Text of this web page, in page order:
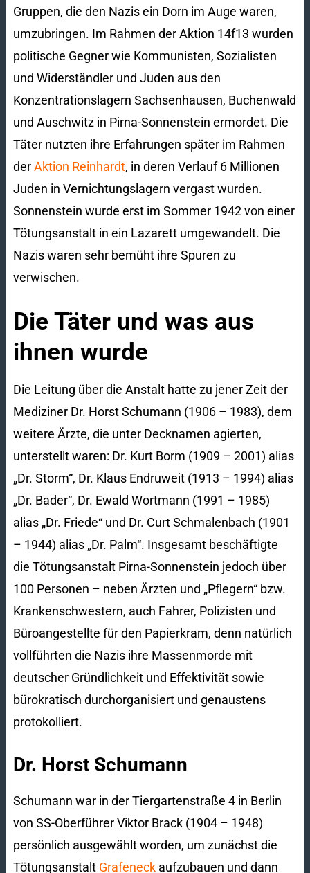
Gruppen, die den Nazis ein Dorn im Auge waren,
umzubringen. Im Rahmen der Aktion 14f13 wurden
politische Gegner wie Kommunisten, Sozialisten
und Widerständler und Juden aus den
Konzentrationslagern Sachsenhausen, Buchenwald
und Auschwitz in Pirna-Sonnenstein ermordet. Die
Täter nutzten ihre Erfahrungen später im Rahmen
derAktion Reinhardt, in deren Verlauf 6 Millionen
Juden in Vernichtungslagern vergast wurden.
Sonnenstein wurde erst im Sommer 1942 von einer
Tötungsanstalt in ein Lazarett umgewandelt. Die
Nazis waren sehr bemüht ihre Spuren zu
verwischen.
Die Täter und was aus
ihnen wurde
Die Leitung über die Anstalt hatte zu jener Zeit der
Mediziner Dr. Horst Schumann (1906 – 1983), dem
weitere Ärzte, die unter Decknamen agierten,
unterstellt waren: Dr. Kurt Borm (1909 – 2001) alias
„Dr. Storm“, Dr. Klaus Endruweit (1913 – 1994) alias
„Dr. Bader“, Dr. Ewald Wortmann (1991 – 1985)
alias „Dr. Friede“ und Dr. Curt Schmalenbach (1901
– 1944) alias „Dr. Palm“. Insgesamt beschäftigte
die Tötungsanstalt Pirna-Sonnenstein jedoch über
100 Personen – neben Ärzten und „Pflegern“ bzw.
Krankenschwestern, auch Fahrer, Polizisten und
Büroangestellte für den Papierkram, denn natürlich
vollführten die Nazis ihre Massenmorde mit
deutscher Gründlichkeit und Effektivität sowie
bürokratisch durchorganisiert und genaustens
protokolliert.
Dr. Horst Schumann
Schumann war in der Tiergartenstraße 4 in Berlin
von SS-Oberführer Viktor Brack (1904 – 1948)
persönlich ausgewählt worden, um zunächst die
Tötungsanstalt Grafeneckaufzubauen und dann